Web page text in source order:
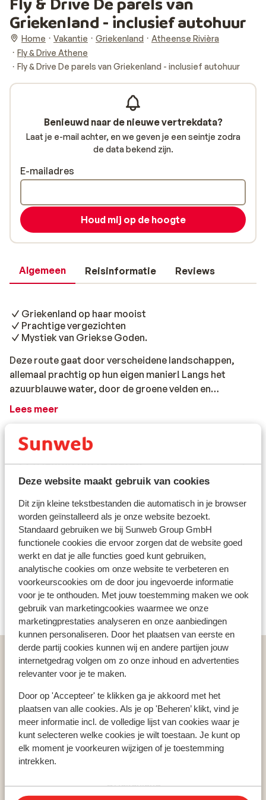
Deze website maakt gebruik van cookies
Dit zijn kleine tekstbestanden die automatisch in je browser
worden geïnstalleerd als je onze website bezoekt.
Standaard gebruiken we bij Sunweb Group GmbH
functionele cookies die ervoor zorgen dat de website goed
werkt en dat je alle functies goed kunt gebruiken,
analytische cookies om onze website te verbeteren en
voorkeurscookies om de door jou ingevoerde informatie
voor je te onthouden. Met jouw toestemming maken we ook
gebruik van marketingcookies waarmee we onze
marketingprestaties analyseren en onze aanbiedingen
kunnen personaliseren. Door het plaatsen van eerste en
derde partij cookies kunnen wij en andere partijen jouw
internetgedrag volgen om zo onze inhoud en advertenties
relevanter voor je te maken.
Door op 'Accepteer' te klikken ga je akkoord met het
plaatsen van alle cookies. Als je op 'Beheren’ klikt, vind je
meer informatie incl. de volledige lijst van cookies waar je
kunt selecteren welke cookies je wilt toestaan. Je kunt op
elk moment je voorkeuren wijzigen of je toestemming
intrekken.
Griekenland - inclusief autohuur
Home Vakantie Griekenland
Atheense Rivièra
Fly & Drive Athene
Fly & Drive De parels van Griekenland - inclusief autohuur
Algemeen Reisinformatie Reviews
Griekenland op haar mooist
Prachtige vergezichten
Mystiek van Griekse Goden.
Deze route gaat door verscheidene landschappen,
allemaal prachtig op hun eigen manier! Langs het
azuurblauwe water, door de groene velden en
imponerende berglandschappen. Het is de ideale
Goden. Dag 1: van de luchthaven van Athene naar het
luchthaven van Athene word je opgewacht door onze
reisleiding. Na ontvangst van de welkomstenvelop en
de route voor deze week, rijd je naar het eerste hotel.
Dit is in de omgeving van Attica of in Athene. Dag 2: van
Athene naar de omgeving van Delphi. Ongeveer 185 km.
Na een goede nachtrust start er een mooie tocht. Over
de vruchtbare vlakte van Beotia en je rijdt door de
steden van Thebe die bekend zijn om de tragedie van
Koning Oedipus. Vannacht verblijf je in het centrum van
de oude wereld – de “Omphalos” – de navel van de
wereld … Dag 3: van Delphi naar de omgeving van
Olympia. Ongeveer 240 km. Vandaag een route naar de
bakermat van de Olympische Spelen. Een prachtige
route over de brug van Antirion, de verbinding tussen
de Peloponnesos en het vaste land van Griekenland. Je
en het Archeologische museum. Dag 4: van Olympia
naar de omgeving van Sparta. Ongeveer 145 km. Na het
ontbijt vertrek je richting de zuidoostelijke kant van de
Peloponnesos. Een mooie rit langs de kust waar je
zeker uit gaat stappen voor het maken van mooie
beroemde geschiedenis. Dag 5: vandaag niet veel
Lees meer
Handig om te weten
Verzorging
Vlucht informatie
Wat gasten vinden
Helaas zijn er momenteel nog geen ervaringen
voor deze accommodatie.
Benieuwd naar de nieuwe vertrekdata?
Laat je e-mail achter, en we geven je een seintje zodra
de data bekend zijn.
E-mailadres
Houd mij op de hoogte
Home Vakantie Griekenland
Atheense Rivièra
Fly & Drive Athene
Populaire landen
Griekenland
Egypte